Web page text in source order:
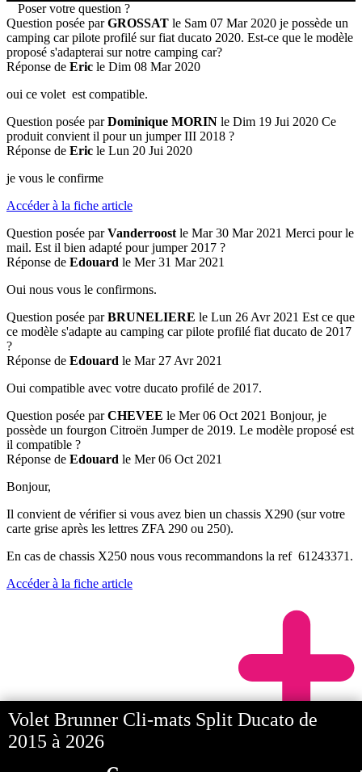
Poser votre question ?
Question posée parGROSSAT le Sam 07 Mar 2020 je possède un
camping car pilote profilé sur fiat ducato 2020. Est-ce que le modèle
proposé s'adapterai sur notre camping car?
Réponse de Eric le Dim 08 Mar 2020
oui ce volet est compatible.
Question posée parDominique MORIN le Dim 19 Jui 2020 Ce
produit convient il pour un jumper III 2018 ?
Réponse de Eric le Lun 20 Jui 2020
je vous le confirme
Accéder à la fiche article
Question posée parVanderroost le Mar 30 Mar 2021 Merci pour le
mail. Est il bien adapté pour jumper 2017 ?
Réponse de Edouard le Mer 31 Mar 2021
Oui nous vous le confirmons.
Question posée parBRUNELIERE le Lun 26 Avr 2021 Est ce que
ce modèle s'adapte au camping car pilote profilé fiat ducato de 2017
?
Réponse de Edouard le Mar 27 Avr 2021
Oui compatible avec votre ducato profilé de 2017.
Question posée parCHEVEE le Mer 06 Oct 2021 Bonjour, je
possède un fourgon Citroën Jumper de 2019. Le modèle proposé est
il compatible ?
Réponse de Edouard le Mer 06 Oct 2021
Bonjour,
Il convient de vérifier si vous avez bien un chassis X290 (sur votre
carte grise après les lettres ZFA 290 ou 250).
En cas de chassis X250 nous vous recommandons la ref 61243371.
Accéder à la fiche article
Volet Brunner Cli-mats Split Ducato de
2015 à 2026